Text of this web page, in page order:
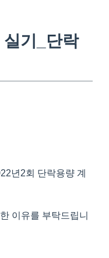
기_단락
년2회 단락용량 계
이유를 부탁드립니